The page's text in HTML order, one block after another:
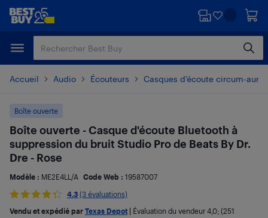
Passer
principal
Passer
Accueil Audio Écouteurs Casques d'écoute circum-
Boîte ouverte
Boîte ouverte - Casque d'écoute Bluetooth à
suppression du bruit Studio Pro de Beats By Dr.
Dre - Rose
Modèle : ME2E4LL/A Code Web : 19587007
4.3 (3 évaluations)
Vendu et expédié par Texas Depot Évaluation du vendeur 4,0; (251